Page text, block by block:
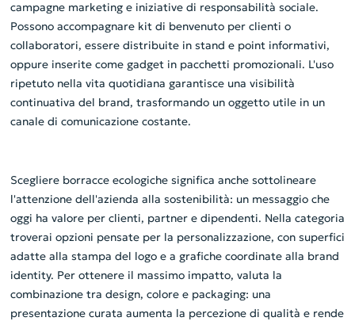
campagne marketing e iniziative di responsabilità sociale.
Possono accompagnare kit di benvenuto per clienti o
collaboratori, essere distribuite in stand e point informativi,
oppure inserite come gadget in pacchetti promozionali. L'uso
ripetuto nella vita quotidiana garantisce una visibilità
continuativa del brand, trasformando un oggetto utile in un
canale di comunicazione costante.
Scegliere borracce ecologiche significa anche sottolineare
l'attenzione dell'azienda alla sostenibilità: un messaggio che
oggi ha valore per clienti, partner e dipendenti. Nella categoria
troverai opzioni pensate per la personalizzazione, con superfici
adatte alla stampa del logo e a grafiche coordinate alla brand
identity. Per ottenere il massimo impatto, valuta la
combinazione tra design, colore e packaging: una
presentazione curata aumenta la percezione di qualità e rende